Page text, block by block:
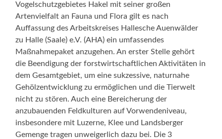
Vogelschutzgebietes Hakel mit seiner großen
Artenvielfalt an Fauna und Flora gilt es nach
Auffassung des Arbeitskreises Hallesche Auenwälder
zu Halle (Saale) e.V. (AHA) ein umfassendes
Maßnahmepaket anzugehen. An erster Stelle gehört
die Beendigung der forstwirtschaftlichen Aktivitäten in
dem Gesamtgebiet, um eine sukzessive, naturnahe
Gehölzentwicklung zu ermöglichen und die Tierwelt
nicht zu stören. Auch eine Bereicherung der
anzubauenden Feldkulturen auf Vorwendeniveau,
insbesondere mit Luzerne, Klee und Landsberger
Gemenge tragen unweigerlich dazu bei. Die 3